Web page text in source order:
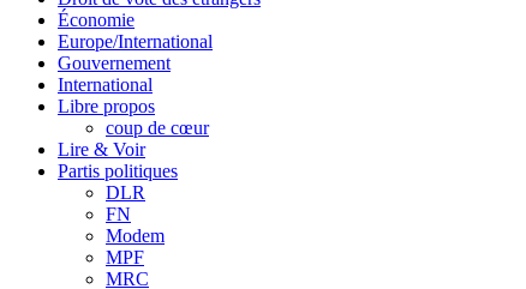
Économie
Europe/International
Gouvernement
International
Libre propos
coup de cœur
Lire & Voir
Partis politiques
DLR
FN
Modem
MPF
MRC